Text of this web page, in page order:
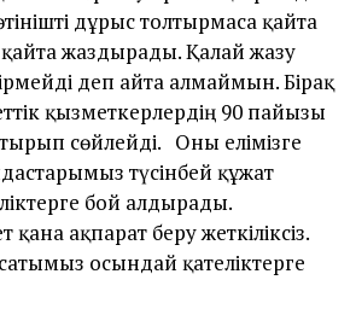
дұрыс толтырмаса қайта
жаздырады. Қалай жазу
деп айта алмаймын. Бірақ
қызметкерлердің 90 пайызы
сөйлейді. Оны елімізге
түсінбей құжат
бой алдырады.
қана ақпарат беру жеткіліксіз.
осындай қателіктерге